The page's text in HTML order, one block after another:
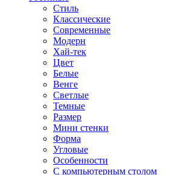
Стиль
Классические
Современные
Модерн
Хай-тек
Цвет
Белые
Венге
Светлые
Темные
Размер
Мини стенки
Форма
Угловые
Особенности
С компьютерным столом